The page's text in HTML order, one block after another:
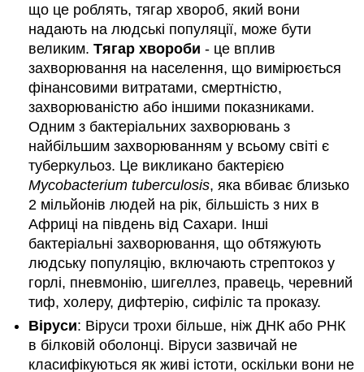
що це роблять, тягар хвороб, який вони
надають на людські популяції, може бути
великим.Тягар хвороби - це вплив
захворювання на населення, що вимірюється
фінансовими витратами, смертністю,
захворюваністю або іншими показниками.
Одним з бактеріальних захворювань з
найбільшим захворюванням у всьому світі є
туберкульоз. Це викликано бактерією
Mycobacterium tuberculosis, яка вбиває близько
2 мільйонів людей на рік, більшість з них в
Африці на південь від Сахари. Інші
бактеріальні захворювання, що обтяжують
людську популяцію, включають стрептокоз у
горлі, пневмонію, шигеллез, правець, черевний
тиф, холеру, дифтерію, сифіліс та проказу.
Віруси: Віруси трохи більше, ніж ДНК або РНК
в білковій оболонці. Віруси зазвичай не
класифікуються як живі істоти, оскільки вони не